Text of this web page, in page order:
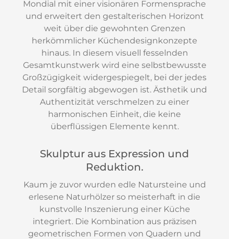
Mondial mit einer visionären Formensprache
und erweitert den gestalterischen Horizont
weit über die gewohnten Grenzen
herkömmlicher Küchendesignkonzepte
hinaus. In diesem visuell fesselnden
Gesamtkunstwerk wird eine selbstbewusste
Großzügigkeit widergespiegelt, bei der jedes
Detail sorgfältig abgewogen ist. Ästhetik und
Authentizität verschmelzen zu einer
harmonischen Einheit, die keine
überflüssigen Elemente kennt.
Skulptur aus Expression und
Reduktion.
Kaum je zuvor wurden edle Natursteine und
erlesene Naturhölzer so meisterhaft in die
kunstvolle Inszenierung einer Küche
integriert. Die Kombination aus präzisen
geometrischen Formen von Quadern und